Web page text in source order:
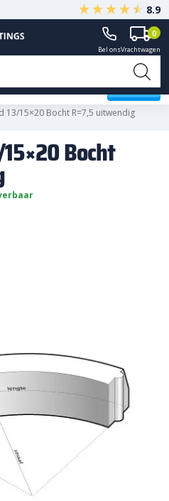
Gegarandeerd A-kwaliteit
8.9
Bel onsVrachtwagen
0
13/15×20 Bocht R=7,5 uitwendig
Bocht
Bocht